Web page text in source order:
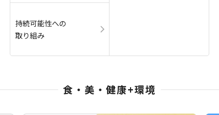
持続可能性への
取り組み
食・美・健康+環境